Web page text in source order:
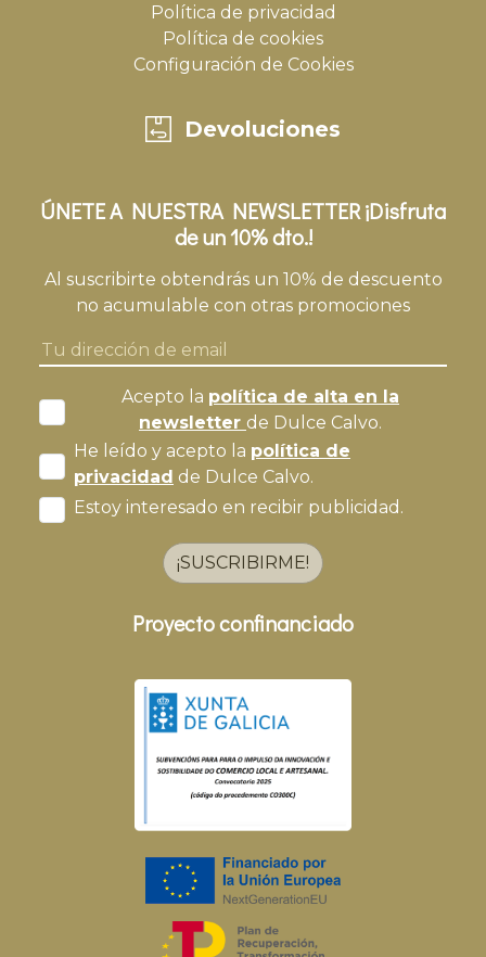
Política de privacidad
Política de cookies
Configuración de Cookies
Devoluciones
ÚNETE A NUESTRA NEWSLETTER ¡Disfruta
de un 10% dto.!
Al suscribirte obtendrás un 10% de descuento
no acumulable con otras promociones
Acepto la política de alta en la
newsletter de Dulce Calvo.
He leído y acepto la política de
privacidad de Dulce Calvo.
Estoy interesado en recibir publicidad.
¡SUSCRIBIRME!
Proyecto confinanciado